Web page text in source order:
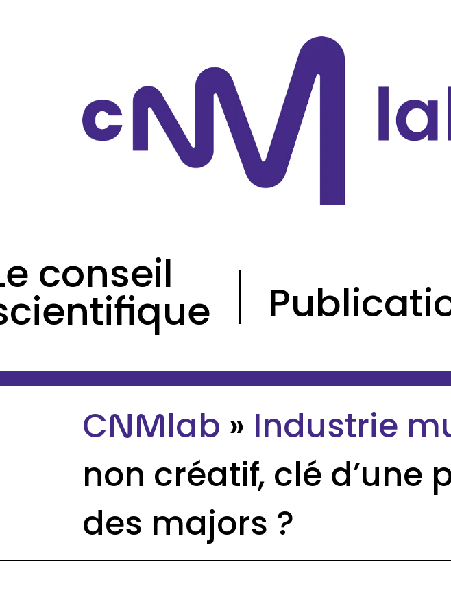
conseil
CNMlab » Industrie
non créatif, clé d’une
des majors ?